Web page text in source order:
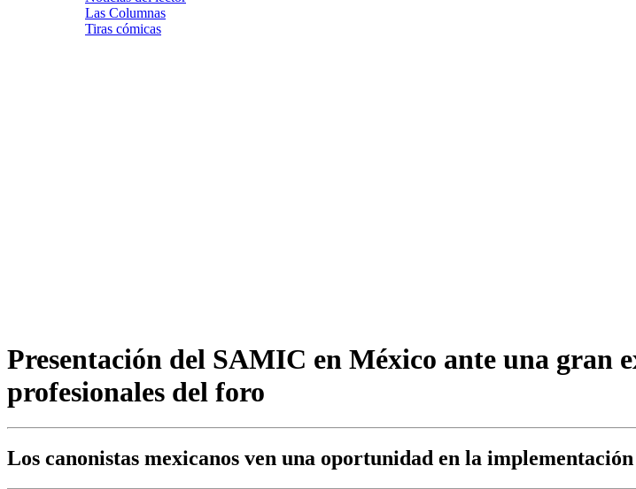
Las Columnas
Tiras cómicas
Presentación del SAMIC en México ante una gran
profesionales del foro
Los canonistas mexicanos ven una oportunidad en la